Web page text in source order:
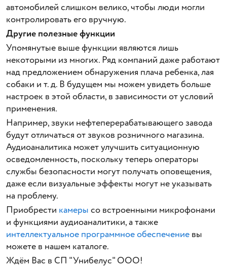
автомобилей слишком велико, чтобы люди могли
контролировать его вручную.
Другие полезные функции
Упомянутые выше функции являются лишь
некоторыми из многих. Ряд компаний даже работают
над предложением обнаружения плача ребенка, лая
собаки и т. д. В будущем мы можем увидеть больше
настроек в этой области, в зависимости от условий
применения.
Например, звуки нефтеперерабатывающего завода
будут отличаться от звуков розничного магазина.
Аудиоаналитика может улучшить ситуационную
осведомленность, поскольку теперь операторы
службы безопасности могут получать оповещения,
даже если визуальные эффекты могут не указывать
на проблему.
Приобрести камерысо встроенными микрофонами
и функциями аудиоаналитики, а также
интеллектуальное программное обеспечениевы
можете в нашем каталоге.
Ждём Вас в СП "Унибелус" ООО!